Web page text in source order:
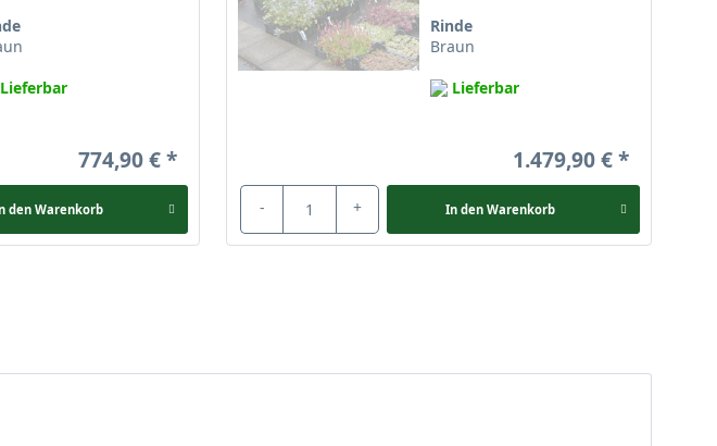
Lieferbar
774,90 €
den Warenkorb
Rinde
Braun
Lieferbar
1.479,90 €
- + In den Warenkorb